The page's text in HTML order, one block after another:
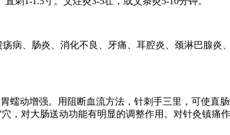
病、肠炎、消化不良、牙痛、耳腔炎、颈淋巴腺
蠕动增强。用阻断血流方法，针刺手三里，可使直
，对大肠送动功能有明显的调整作用。对针灸镇痛